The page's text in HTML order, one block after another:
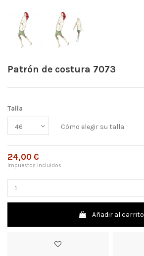
Patrón de costura 7073
Talla
Cómo elegir su talla
24,00 €
Impuestos incluidos
Añadir al carrito